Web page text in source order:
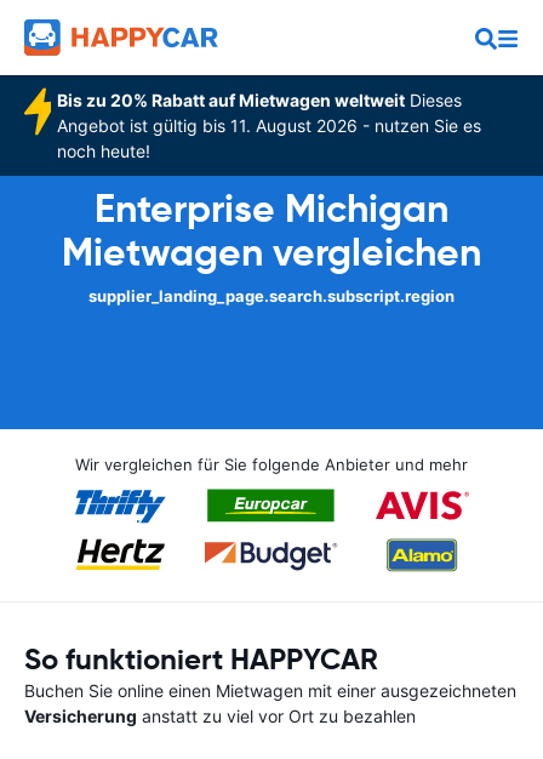
Bis zu 20% Rabatt auf Mietwagen weltweitDieses
Angebot ist gültig bis 11. August 2026 - nutzen Sie es
noch heute!
Enterprise Michigan
Mietwagen vergleichen
supplier_landing_page.search.subscript.region
Wir vergleichen für Sie folgende Anbieter und mehr
So funktioniert HAPPYCAR
Buchen Sie online einen Mietwagen mit einer ausgezeichneten
Versicherung anstatt zu viel vor Ort zu bezahlen